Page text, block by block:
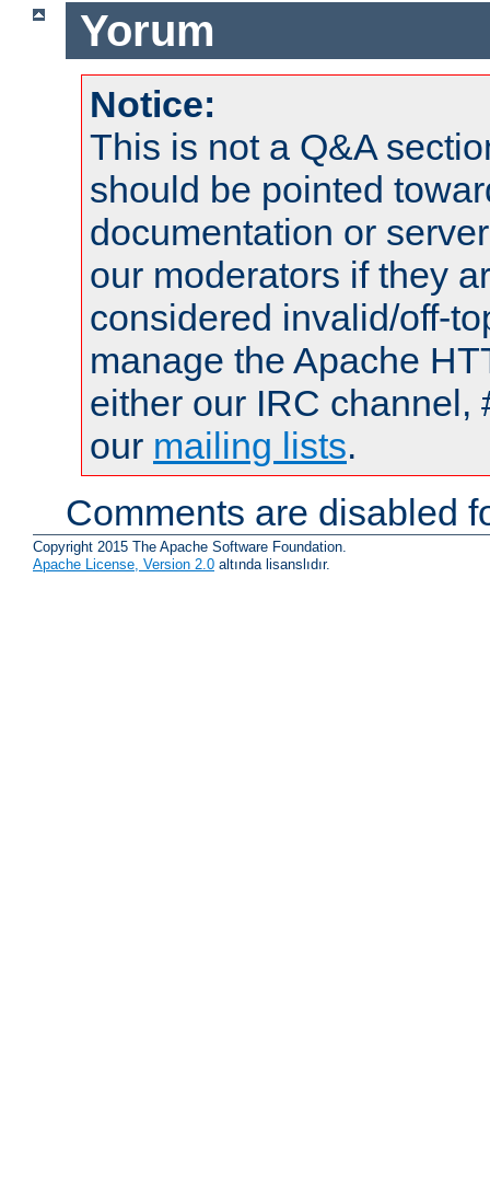
Yorum
Notice:
This is not a Q&A
should be pointed
documentation or
our moderators if they
considered invalid/off-
manage the Apache
either our IRC channel,
our mailing lists.
Comments are disabled
Copyright 2015 The Apache Software Foundation.
Apache License, Version 2.0 altında lisanslıdır.